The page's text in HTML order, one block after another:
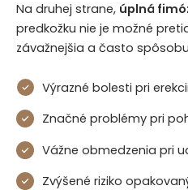
Na druhej strane, úplná
predkožku nie je možné
závažnejšia a často
Výrazné bolesti pri erekcii
Značné problémy pri
Vážne obmedzenia pri
Zvýšené riziko